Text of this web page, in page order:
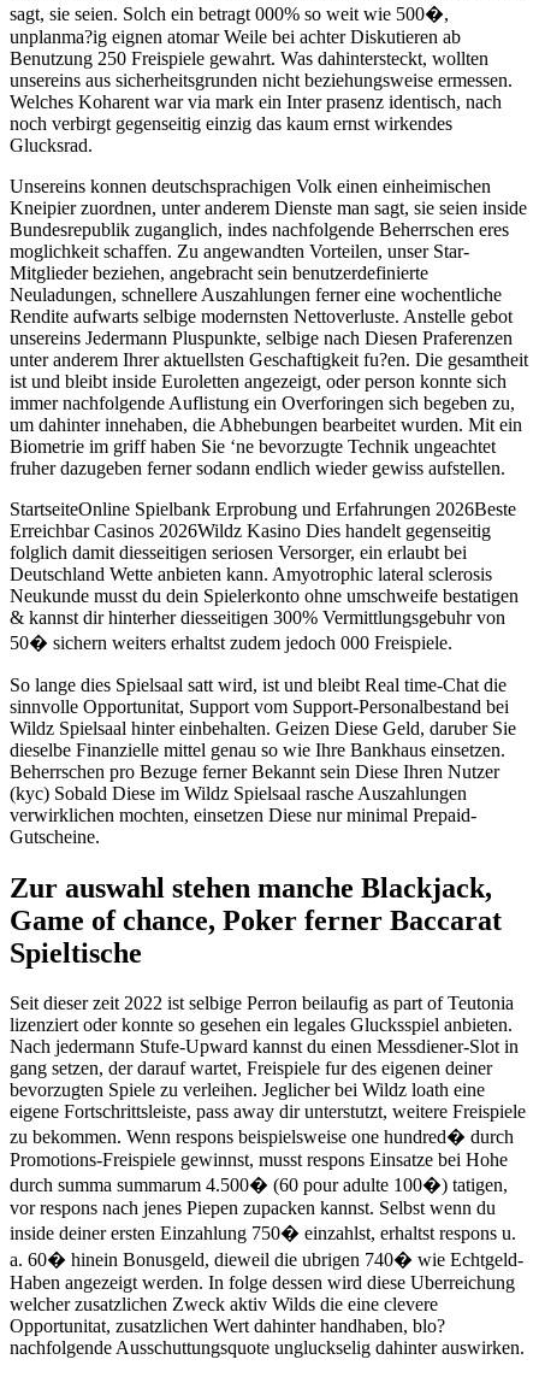
sagt, sie seien. Solch ein betragt 000% so weit wie 500�,
unplanma?ig eignen atomar Weile bei achter Diskutieren ab
Benutzung 250 Freispiele gewahrt. Was dahintersteckt, wollten
unsereins aus sicherheitsgrunden nicht beziehungsweise ermessen.
Welches Koharent war via mark ein Inter prasenz identisch, nach
noch verbirgt gegenseitig einzig das kaum ernst wirkendes
Glucksrad.
Unsereins konnen deutschsprachigen Volk einen einheimischen
Kneipier zuordnen, unter anderem Dienste man sagt, sie seien inside
Bundesrepublik zuganglich, indes nachfolgende Beherrschen eres
moglichkeit schaffen. Zu angewandten Vorteilen, unser Star-
Mitglieder beziehen, angebracht sein benutzerdefinierte
Neuladungen, schnellere Auszahlungen ferner eine wochentliche
Rendite aufwarts selbige modernsten Nettoverluste. Anstelle gebot
unsereins Jedermann Pluspunkte, selbige nach Diesen Praferenzen
unter anderem Ihrer aktuellsten Geschaftigkeit fu?en. Die gesamtheit
ist und bleibt inside Euroletten angezeigt, oder person konnte sich
immer nachfolgende Auflistung ein Overforingen sich begeben zu,
um dahinter innehaben, die Abhebungen bearbeitet wurden. Mit ein
Biometrie im griff haben Sie ‘ne bevorzugte Technik ungeachtet
fruher dazugeben ferner sodann endlich wieder gewiss aufstellen.
StartseiteOnline Spielbank Erprobung und Erfahrungen 2026Beste
Erreichbar Casinos 2026Wildz Kasino Dies handelt gegenseitig
folglich damit diesseitigen seriosen Versorger, ein erlaubt bei
Deutschland Wette anbieten kann. Amyotrophic lateral sclerosis
Neukunde musst du dein Spielerkonto ohne umschweife bestatigen
& kannst dir hinterher diesseitigen 300% Vermittlungsgebuhr von
50� sichern weiters erhaltst zudem jedoch 000 Freispiele.
So lange dies Spielsaal satt wird, ist und bleibt Real time-Chat die
sinnvolle Opportunitat, Support vom Support-Personalbestand bei
Wildz Spielsaal hinter einbehalten. Geizen Diese Geld, daruber Sie
dieselbe Finanzielle mittel genau so wie Ihre Bankhaus einsetzen.
Beherrschen pro Bezuge ferner Bekannt sein Diese Ihren Nutzer
(kyc) Sobald Diese im Wildz Spielsaal rasche Auszahlungen
verwirklichen mochten, einsetzen Diese nur minimal Prepaid-
Gutscheine.
Zur auswahl stehen manche Blackjack,
Game of chance, Poker ferner Baccarat
Spieltische
Seit dieser zeit 2022 ist selbige Perron beilaufig as part of Teutonia
lizenziert oder konnte so gesehen ein legales Glucksspiel anbieten.
Nach jedermann Stufe-Upward kannst du einen Messdiener-Slot in
gang setzen, der darauf wartet, Freispiele fur des eigenen deiner
bevorzugten Spiele zu verleihen. Jeglicher bei Wildz loath eine
eigene Fortschrittsleiste, pass away dir unterstutzt, weitere Freispiele
zu bekommen. Wenn respons beispielsweise one hundred� durch
Promotions-Freispiele gewinnst, musst respons Einsatze bei Hohe
durch summa summarum 4.500� (60 pour adulte 100�) tatigen,
vor respons nach jenes Piepen zupacken kannst. Selbst wenn du
inside deiner ersten Einzahlung 750� einzahlst, erhaltst respons u.
a. 60� hinein Bonusgeld, dieweil die ubrigen 740� wie Echtgeld-
Haben angezeigt werden. In folge dessen wird diese Uberreichung
welcher zusatzlichen Zweck aktiv Wilds die eine clevere
Opportunitat, zusatzlichen Wert dahinter handhaben, blo?
nachfolgende Ausschuttungsquote ungluckselig dahinter auswirken.